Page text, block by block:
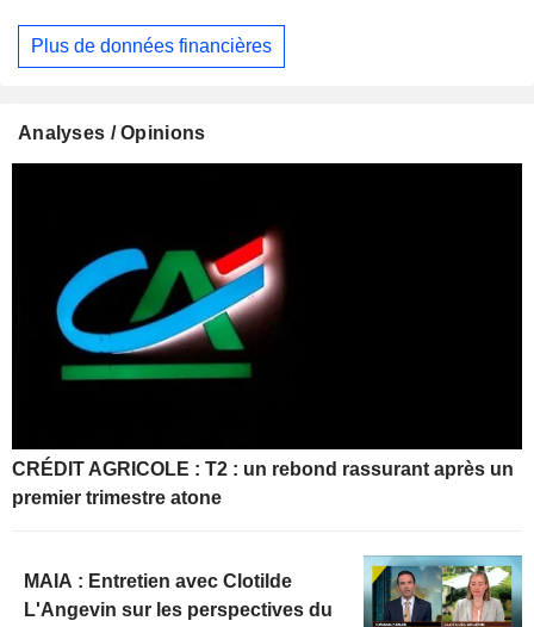
Plus de données financières
Analyses / Opinions
CRÉDIT AGRICOLE : T2 : un rebond rassurant après un
premier trimestre atone
MAIA : Entretien avec Clotilde
L'Angevin sur les perspectives du